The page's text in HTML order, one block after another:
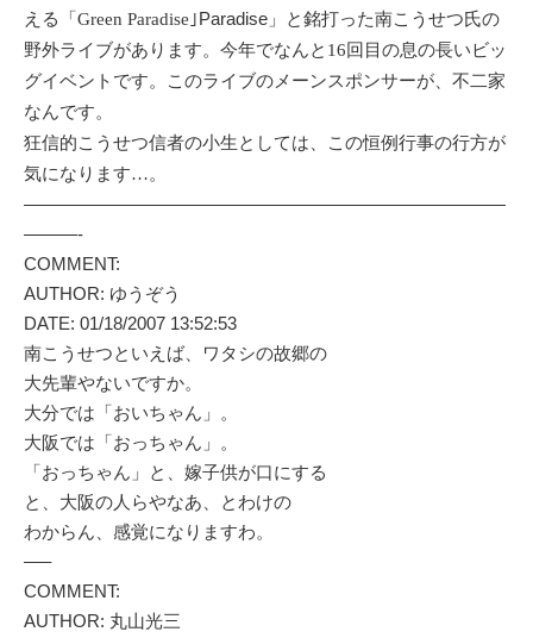
える「Green Paradise｣Paradise」 と銘打った南こうせつ氏の
野外ライブがあります。今年でなんと16回目の息の長いビッ
グイベントです。このライブのメーンスポンサーが、 不二家
なんです。
狂信的こうせつ信者の小生としては、この恒例行事の行方が
気になります…。
———————————————————————————
———-
COMMENT:
AUTHOR: ゆうぞう
DATE: 01/18/2007 13:52:53
南こうせつといえば、ワタシの故郷の
大先輩やないですか。
大分では「おいちゃん」。
大阪では「おっちゃん」。
「おっちゃん」と、嫁子供が口にする
と、大阪の人らやなあ、とわけの
わからん、感覚になりますわ。
—–
COMMENT:
AUTHOR: 丸山光三